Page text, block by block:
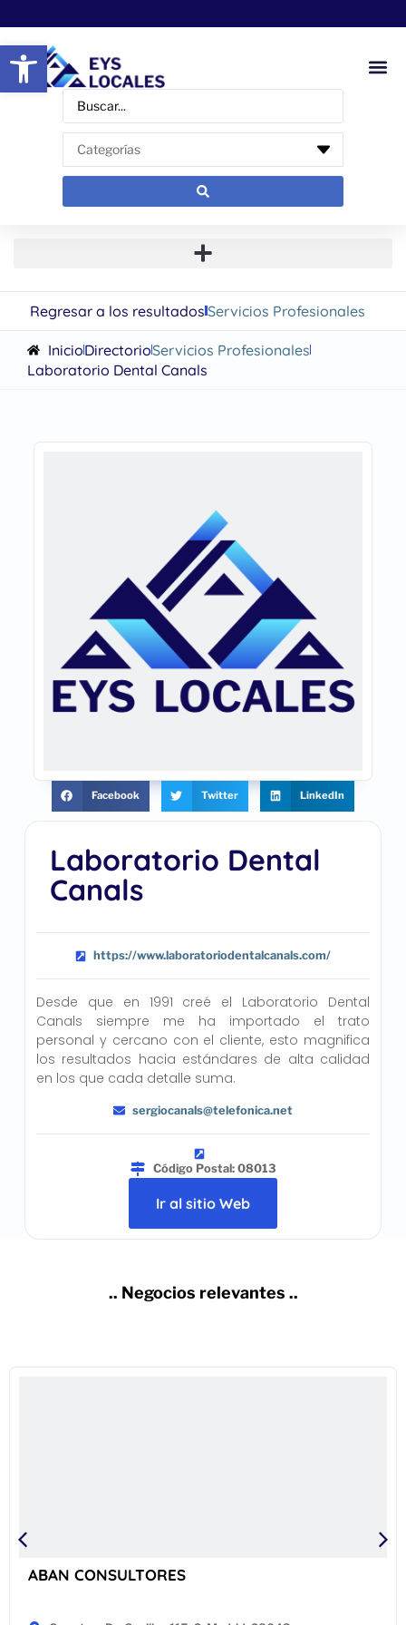
Abrir barra de herramientas
Regresar a los resultadosServicios Profesionales
InicioDirectorioServicios Profesionales
Laboratorio Dental Canals
Laboratorio Dental
Canals
https://www.laboratoriodentalcanals.com/
Desde que en 1991 creé el Laboratorio Dental
Canals siempre me ha importado el trato
personal y cercano con el cliente, esto magnifica
los resultados hacia estándares de alta calidad
en los que cada detalle suma.
sergiocanals@telefonica.net
Código Postal: 08013
Ir al sitio Web
Facebook Twitter LinkedIn
.. Negocios relevantes ..
ABAN CONSULTORES